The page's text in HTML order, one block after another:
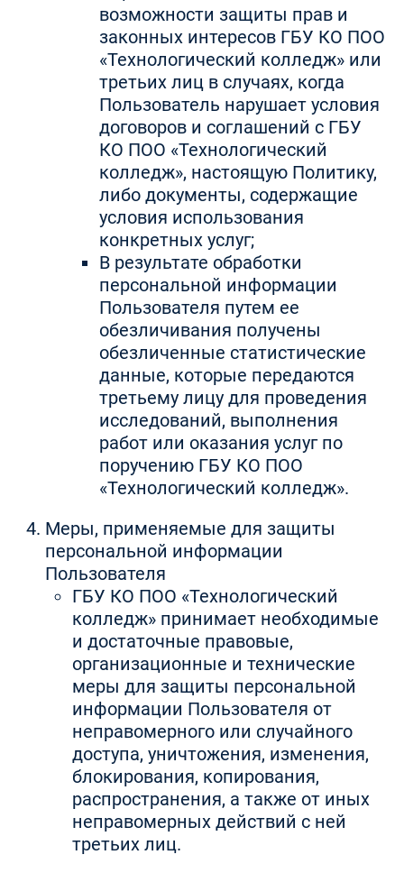
возможности защиты прав и
законных интересов ГБУ КО ПОО
«Технологический колледж» или
третьих лиц в случаях, когда
Пользователь нарушает условия
договоров и соглашений с ГБУ
КО ПОО «Технологический
колледж», настоящую Политику,
либо документы, содержащие
условия использования
конкретных услуг;
В результате обработки
персональной информации
Пользователя путем ее
обезличивания получены
обезличенные статистические
данные, которые передаются
третьему лицу для проведения
исследований, выполнения
работ или оказания услуг по
поручению ГБУ КО ПОО
«Технологический колледж».
Меры, применяемые для защиты
персональной информации
Пользователя
ГБУ КО ПОО «Технологический
колледж» принимает необходимые
и достаточные правовые,
организационные и технические
меры для защиты персональной
информации Пользователя от
неправомерного или случайного
доступа, уничтожения, изменения,
блокирования, копирования,
распространения, а также от иных
неправомерных действий с ней
третьих лиц.